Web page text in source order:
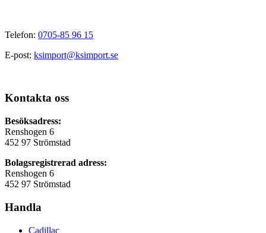
Telefon: 0705-85 96 15
E-post: ksimport@ksimport.se
Kontakta oss
Besöksadress:
Renshogen 6
452 97 Strömstad
Bolagsregistrerad adress:
Renshogen 6
452 97 Strömstad
Handla
Cadillac